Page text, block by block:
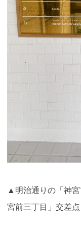
▲明治通りの「神
宮前三丁目」交差点